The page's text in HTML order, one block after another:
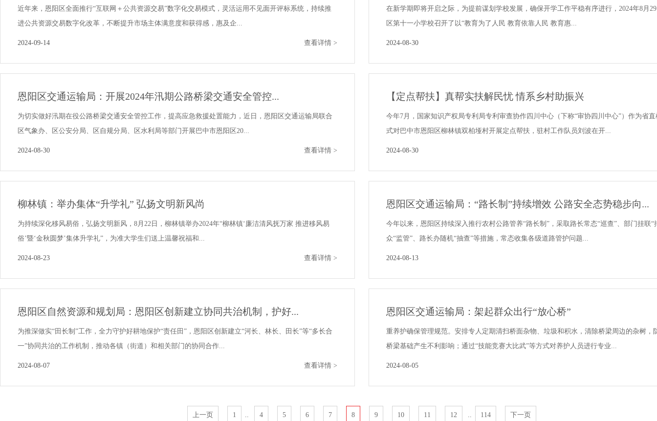
近年来，恩阳区全面推行“互联网＋公共资源交易”数字化交易模式，灵活运用不见面开评标系统，持续推
进公共资源交易数字化改革，不断提升市场主体满意度和获得感，惠及企...
2024-09-14 查看详情 >
在新学期即将开启之际，为提前谋划学校发展，确保开学工作平稳有序进行，2024年8月
区第十一小学校召开了以“教育为了人民 教育依靠人民 教育惠...
2024-08-30
恩阳区交通运输局：开展2024年汛期公路桥梁交通安全管控...
为切实做好汛期在役公路桥梁交通安全管控工作，提高应急救援处置能力，近日，恩阳区交通运输局联合
区气象办、区公安分局、区自规分局、区水利局等部门开展巴中市恩阳区20...
2024-08-30 查看详情 >
【定点帮扶】真帮实扶解民忧 情系乡村助振兴
今年7月，国家知识产权局专利局专利审查协作四川中心（下称“审协四川中心”）作为省
式对巴中市恩阳区柳林镇双柏垭村开展定点帮扶，驻村工作队员刘波在开...
2024-08-30
柳林镇：举办集体“升学礼” 弘扬文明新风尚
为持续深化移风易俗，弘扬文明新风，8月22日，柳林镇举办2024年“柳林镇‘廉洁清风抚万家 推进移风易
俗’暨‘金秋圆梦’集体升学礼”，为准大学生们送上温馨祝福和...
2024-08-23 查看详情 >
恩阳区交通运输局：“路长制”持续增效 公路安全态势稳步向...
今年以来，恩阳区持续深入推行农村公路管养“路长制”，采取路长常态“巡查”、部门挂联“
众“监管”、路长办随机“抽查”等措施，常态收集各级道路管护问题...
2024-08-13
恩阳区自然资源和规划局：恩阳区创新建立协同共治机制，护好...
为推深做实“田长制”工作，全力守护好耕地保护“责任田”，恩阳区创新建立“河长、林长、田长”等“多长合
一”协同共治的工作机制，推动各镇（街道）和相关部门的协同合作...
2024-08-07 查看详情 >
恩阳区交通运输局：架起群众出行“放心桥”
重养护确保管理规范。安排专人定期清扫桥面杂物、垃圾和积水，清除桥梁周边的杂树，
桥梁基础产生不利影响；通过“技能竞赛大比武”等方式对养护人员进行专业...
2024-08-05
上一页 1 .. 4 5 6 7 8 9 10 11 12 .. 114 下一页